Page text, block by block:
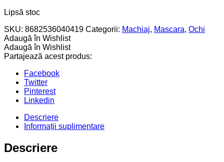
Lipsă stoc
SKU: 8682536040419 Categorii: Machiaj, Mascara, Ochi
Adaugă în Wishlist
Adaugă în Wishlist
Partajează acest produs:
Facebook
Twitter
Pinterest
Linkedin
Descriere
Informații suplimentare
Descriere